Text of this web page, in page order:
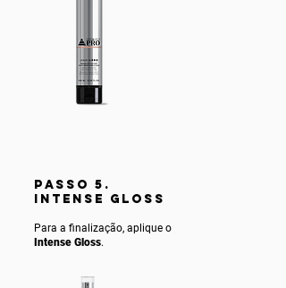
PASSO 5.
INTENSE gLOSS
Para a finalização, aplique o
Intense Gloss.